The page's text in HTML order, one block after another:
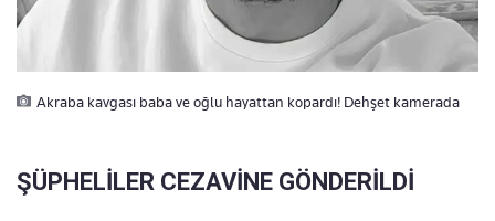
Akraba kavgası baba ve oğlu hayattan kopardı! Dehşet kamerada
ŞÜPHELİLER CEZAVİNE GÖNDERİLDİ